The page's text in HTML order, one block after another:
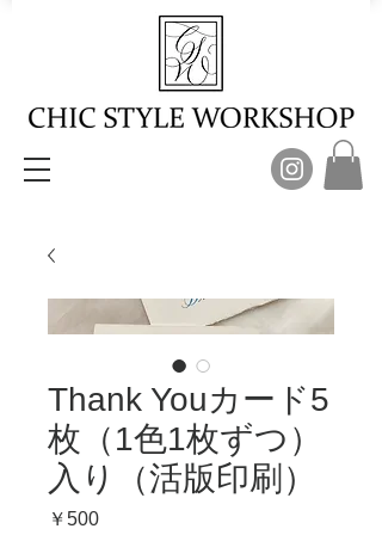
Thank Youカード5
枚（1色1枚ずつ）
入り（活版印刷）
￥500価